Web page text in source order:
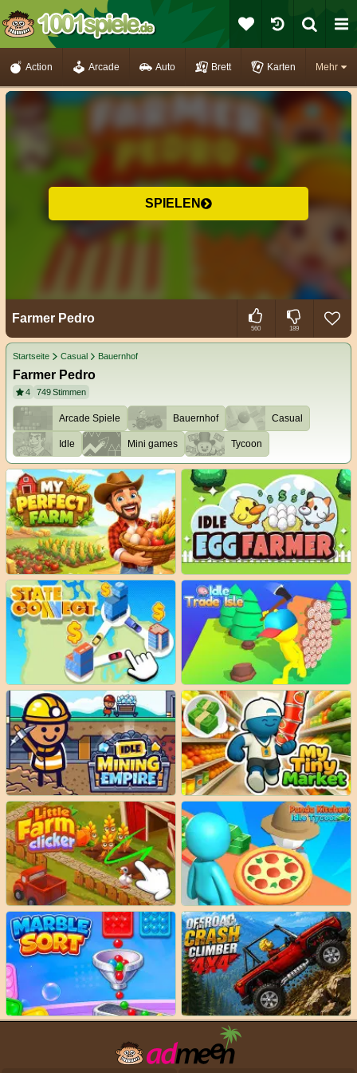
Mehr
Action Arcade Auto Brett Karten
SPIELEN
Farmer Pedro
560 189
Startseite Casual Bauernhof
Farmer Pedro
4 749Stimmen
Arcade Spiele Bauernhof Casual
Idle Mini games Tycoon